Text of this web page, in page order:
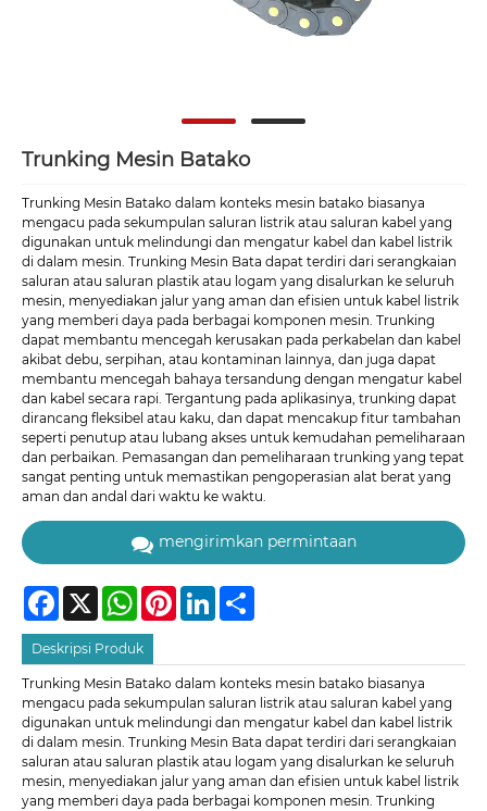
Trunking Mesin Batako
Trunking Mesin Batako dalam konteks mesin batako biasanya
mengacu pada sekumpulan saluran listrik atau saluran kabel yang
digunakan untuk melindungi dan mengatur kabel dan kabel listrik
di dalam mesin. Trunking Mesin Bata dapat terdiri dari serangkaian
saluran atau saluran plastik atau logam yang disalurkan ke seluruh
mesin, menyediakan jalur yang aman dan efisien untuk kabel listrik
yang memberi daya pada berbagai komponen mesin. Trunking
dapat membantu mencegah kerusakan pada perkabelan dan kabel
akibat debu, serpihan, atau kontaminan lainnya, dan juga dapat
membantu mencegah bahaya tersandung dengan mengatur kabel
dan kabel secara rapi. Tergantung pada aplikasinya, trunking dapat
dirancang fleksibel atau kaku, dan dapat mencakup fitur tambahan
seperti penutup atau lubang akses untuk kemudahan pemeliharaan
dan perbaikan. Pemasangan dan pemeliharaan trunking yang tepat
sangat penting untuk memastikan pengoperasian alat berat yang
aman dan andal dari waktu ke waktu.
mengirimkan permintaan
Facebook
X WhatsAppPinterestLinkedIn
Deskripsi Produk
Trunking Mesin Batako dalam konteks mesin batako biasanya
mengacu pada sekumpulan saluran listrik atau saluran kabel yang
digunakan untuk melindungi dan mengatur kabel dan kabel listrik
di dalam mesin. Trunking Mesin Bata dapat terdiri dari serangkaian
saluran atau saluran plastik atau logam yang disalurkan ke seluruh
mesin, menyediakan jalur yang aman dan efisien untuk kabel listrik
yang memberi daya pada berbagai komponen mesin. Trunking